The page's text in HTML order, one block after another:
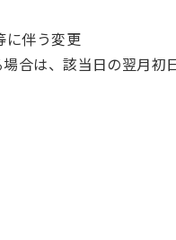
に伴う変更
合は、該当日の翌月初